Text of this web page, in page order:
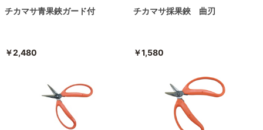
チカマサ青果鋏ガード付
￥2,480
チカマサ採果鋏 曲刃
￥1,580